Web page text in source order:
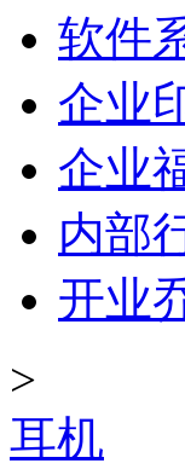
软件
企业
企业
内部
开业
>
耳机